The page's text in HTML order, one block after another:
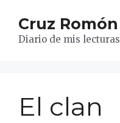
contenido
Cruz Romón
Diario de mis lecturas
El clan